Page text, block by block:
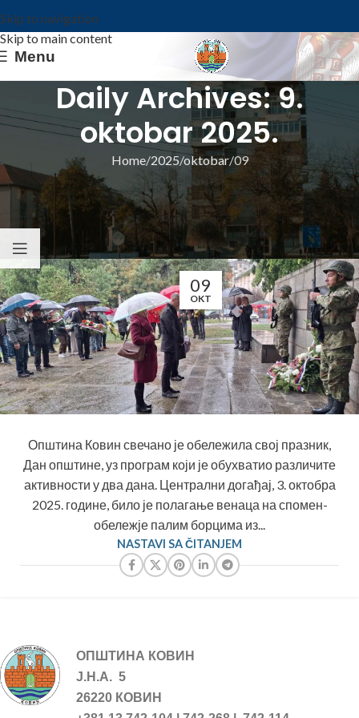
Skip to navigation
Skip to main content
Menu
Daily Archives: 9.
oktobar 2025.
Home 2025 oktobar 09
ИЗ ОПШТИНЕ
Обележен Дан Општине Ковин: Полагање
венаца и низ догађаја за све генерације
Општина Ковин
09
OKT
Општина Ковин свечано је обележила свој празник,
Дан општине, уз програм који је обухватио различите
активности у два дана. Централни догађај, 3. октобра
2025. године, било је полагање венаца на спомен-
обележје палим борцима из...
NASTAVI SA ČITANJEM
ОПШТИНА КОВИН
Ј.Н.А. 5
26220 КОВИН